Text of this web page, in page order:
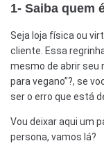
1- Saiba quem
Seja loja física ou
cliente. Essa
mesmo de abrir seu
para vegano”?, se
ser o erro que está
Vou deixar aqui um
persona, vamos lá?